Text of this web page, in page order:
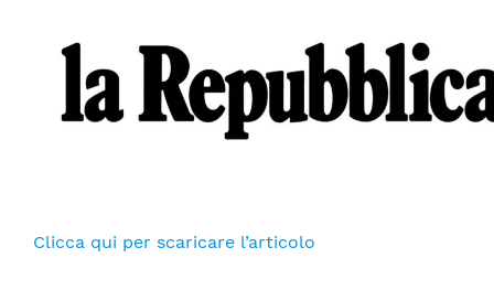
Clicca qui per scaricare l’articolo